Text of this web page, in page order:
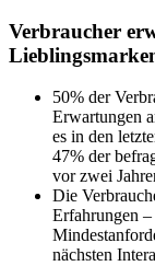
Verbraucher
50% der
Erwartungen
es in den
47% der
vor zwei
Die
Erfahrungen –
nächsten